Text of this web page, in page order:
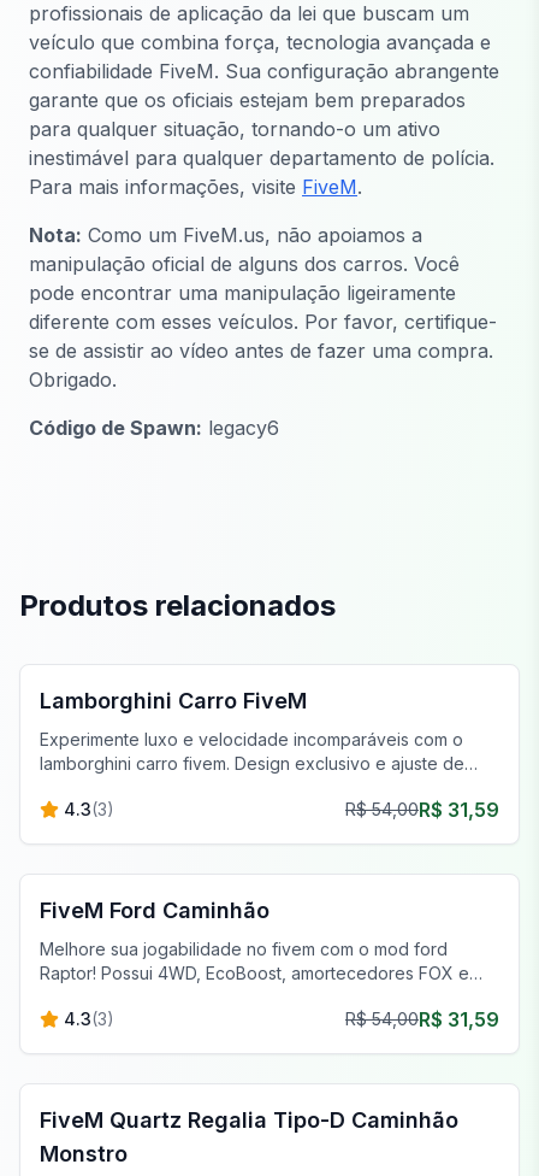
profissionais de aplicação da lei que buscam um
veículo que combina força, tecnologia avançada e
confiabilidade FiveM. Sua configuração abrangente
garante que os oficiais estejam bem preparados
para qualquer situação, tornando-o um ativo
inestimável para qualquer departamento de polícia.
Para mais informações, visite FiveM.
Nota: Como um FiveM.us, não apoiamos a
manipulação oficial de alguns dos carros. Você
pode encontrar uma manipulação ligeiramente
diferente com esses veículos. Por favor, certifique-
se de assistir ao vídeo antes de fazer uma compra.
Obrigado.
Código de Spawn: legacy6
Produtos relacionados
Lamborghini Carro FiveM
Experimente luxo e velocidade incomparáveis com o
lamborghini carro fivem. Design exclusivo e ajuste de
4.3(3) R$ 54,00R$ 31,59
FiveM Veículos
FiveM Ford Caminhão
Melhore sua jogabilidade no fivem com o mod ford
Raptor! Possui 4WD, EcoBoost, amortecedores FOX e
estrada superior.
4.3(3) R$ 54,00R$ 31,59
FiveM Off-Road & Caminhões
FiveM Quartz Regalia Tipo-D Caminhão
Monstro